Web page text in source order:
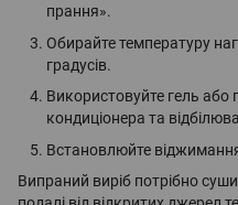
прання».
Обирайте температуру
градусів.
Використовуйте гель
кондиціонера та
Встановлюйте
Випраний виріб потрібно